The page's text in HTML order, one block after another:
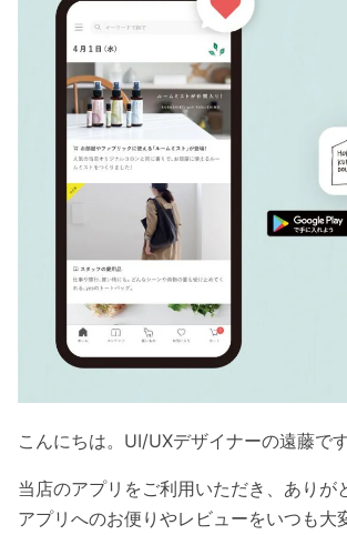
こんにちは。UI/UXデザイナーの遠藤です
当店のアプリをご利用いただき、ありが
アプリへのお便りやレビューをいつも大